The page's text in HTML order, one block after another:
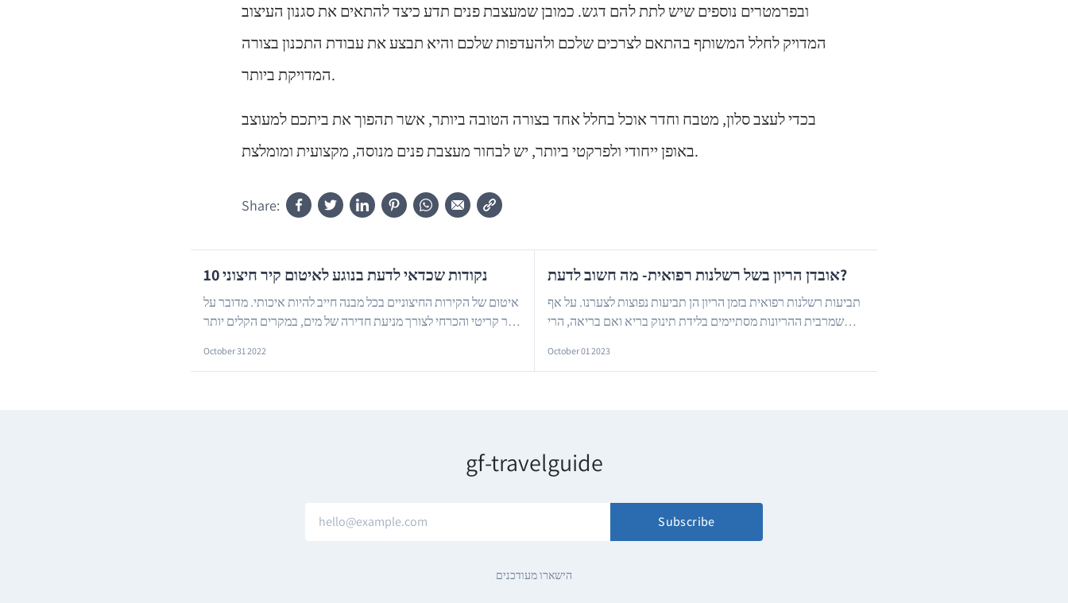
ובפרמטרים נוספים שיש לתת להם דגש. כמובן שמעצבת פנים תדע כיצד להתאים את סגנון העיצוב
המדויק לחלל המשותף בהתאם לצרכים שלכם ולהעדפות שלכם והיא תבצע את עבודת התכנון בצורה
המדויקת ביותר.
בכדי לעצב סלון, מטבח וחדר אוכל בחלל אחד בצורה הטובה ביותר, אשר תהפוך את ביתכם למעוצב
באופן ייחודי ולפרקטי ביותר, יש לבחור מעצבת פנים מנוסה, מקצועית ומומלצת.
Share:
10 נקודות שכדאי לדעת בנוגע לאיטום קיר חיצוני
איטום של הקירות החיצוניים בכל מבנה חייב להיות איכותי. מדובר על
דבר קריטי והכרחי לצורך מניעת חדירה של מים, במקרים הקלים יותר
October 31 2022
אובדן הריון בשל רשלנות רפואית- מה חשוב לדעת?
תביעות רשלנות רפואית בזמן הריון הן תביעות נפוצות לצערנו. על אף
שמרבית ההריונות מסתיימים בלידת תינוק בריא ואם בריאה, הרי
October 01 2023
gf-travelguide
Subscribe
הישארו מעודכנים